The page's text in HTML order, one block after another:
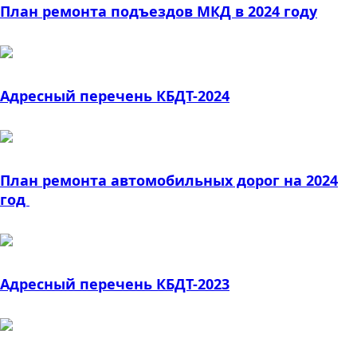
План ремонта подъездов МКД в 2024 году
Адресный перечень КБДТ-2024
План ремонта автомобильных дорог на 2024
год
Адресный перечень КБДТ-2023